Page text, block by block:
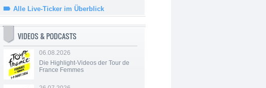
Alle Live-Ticker im Überblick
VIDEOS & PODCASTS
06.08.2026
Die Highlight-Videos der Tour de
France Femmes